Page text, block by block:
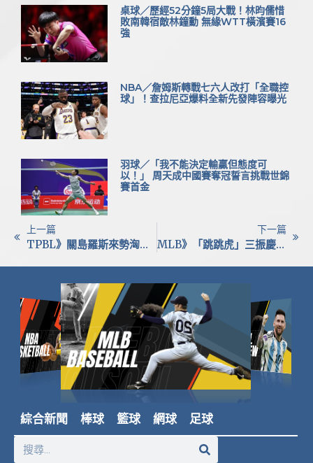
桌球／歷經52分鐘5局大戰！林昀儒惜
敗南韓宿敵林鐘勳 無緣WTT橫濱賽16
強
NBA／詹姆斯轉戰七六人改打「全職控
球」！查拉尼亞爆料全新先發陣容曝光
羽球／「我不能決定輸贏但態度可
以！」 周天成中國賽奪冠誓言挑戰世錦
賽首金
上一篇
TPBL》關島羅斯來勢洶洶 林信寬：我被撞倒好幾次
下一篇
MLB》「跳跳虎」三振慶祝引熱議！前西武火球男傑佛瑞·楊親解釋
綜合新聞 棒球 籃球 網球 足球